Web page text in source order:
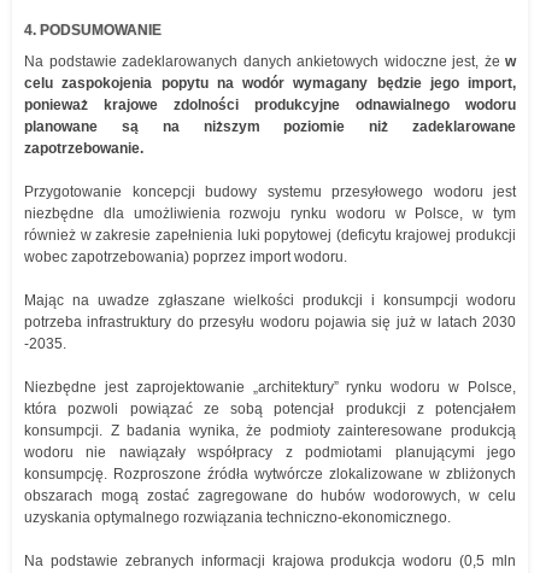
4. PODSUMOWANIE
Na podstawie zadeklarowanych danych ankietowych widoczne jest, że w
celu zaspokojenia popytu na wodór wymagany będzie jego import,
ponieważ krajowe zdolności produkcyjne odnawialnego wodoru
planowane są na niższym poziomie niż zadeklarowane
zapotrzebowanie.
Przygotowanie koncepcji budowy systemu przesyłowego wodoru jest
niezbędne dla umożliwienia rozwoju rynku wodoru w Polsce, w tym
również w zakresie zapełnienia luki popytowej (deficytu krajowej produkcji
wobec zapotrzebowania) poprzez import wodoru.
Mając na uwadze zgłaszane wielkości produkcji i konsumpcji wodoru
potrzeba infrastruktury do przesyłu wodoru pojawia się już w latach 2030
-2035.
Niezbędne jest zaprojektowanie „architektury” rynku wodoru w Polsce,
która pozwoli powiązać ze sobą potencjał produkcji z potencjałem
konsumpcji. Z badania wynika, że podmioty zainteresowane produkcją
wodoru nie nawiązały współpracy z podmiotami planującymi jego
konsumpcję. Rozproszone źródła wytwórcze zlokalizowane w zbliżonych
obszarach mogą zostać zagregowane do hubów wodorowych, w celu
uzyskania optymalnego rozwiązania techniczno-ekonomicznego.
Na podstawie zebranych informacji krajowa produkcja wodoru (0,5 mln